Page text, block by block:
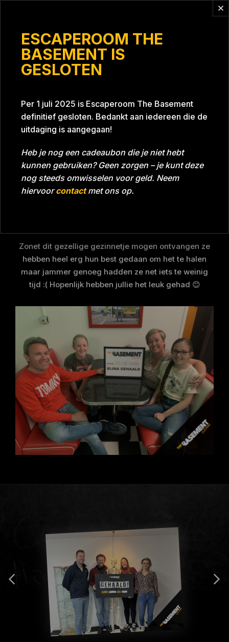
ESCAPEROOM THE
BASEMENT IS
GESLOTEN
Per 1 juli 2025 is Escaperoom The Basement
definitief gesloten. Bedankt aan iedereen die de
uitdaging is aangegaan!
Heb je nog een cadeaubon die je niet hebt
kunnen gebruiken? Geen zorgen – je kunt deze
nog steeds omwisselen voor geld. Neem
hiervoorcontactmet ons op.
Tijd Bijna gehaald Datum 26-05-2022
Room Grill With A Thrill
Zonet dit gezellige gezinnetje mogen ontvangen ze
hebben heel erg hun best gedaan om het te halen
maar jammer genoeg hadden ze net iets te weinig
tijd :( Hopenlijk hebben jullie het leuk gehad 😊